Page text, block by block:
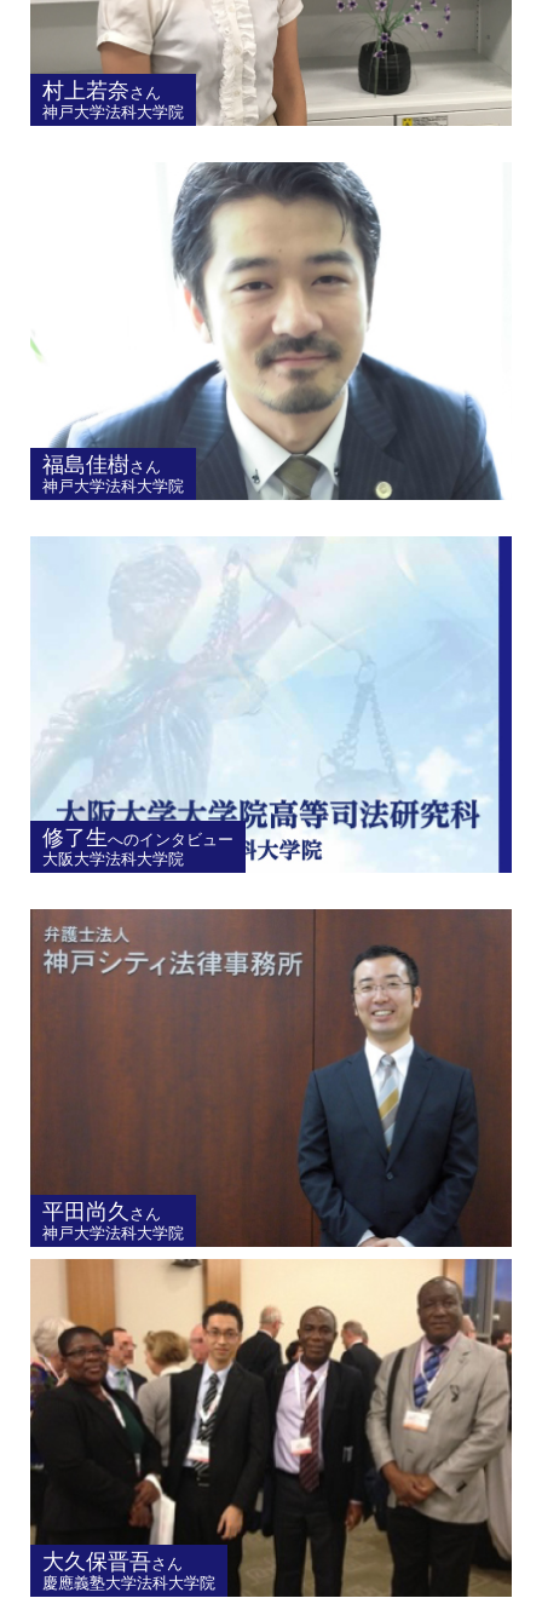
村上若奈さん
神戸大学法科大学院
福島佳樹さん
神戸大学法科大学院
修了生へのインタビュー
大阪大学法科大学院
平田尚久 さん
神戸大学法科大学院
大久保晋吾さん
慶應義塾大学法科大学院